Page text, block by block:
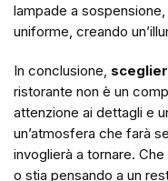
lampade a
uniforme, creando
In conclusione,
ristorante non è un
attenzione ai dettagli e
un’atmosfera che farà
invoglierà a tornare.
o stia pensando a un